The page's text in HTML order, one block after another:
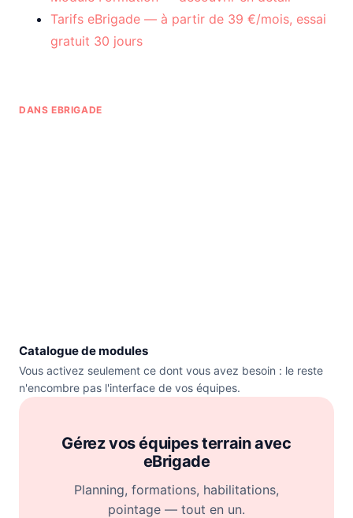
Tarifs eBrigade — à partir de 39 €/mois, essai
gratuit 30 jours
DANS EBRIGADE
Catalogue de modules
Vous activez seulement ce dont vous avez besoin : le reste
n'encombre pas l'interface de vos équipes.
Gérez vos équipes terrain avec
eBrigade
Planning, formations, habilitations,
pointage — tout en un.